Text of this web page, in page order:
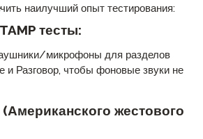
наилучший опыт тестирования:
тесты:
микрофоны для разделов
и Разговор, чтобы фоновые звуки не
(Американского жестового